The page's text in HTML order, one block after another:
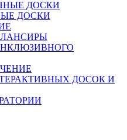
ДОСКИ
ДОСОК И